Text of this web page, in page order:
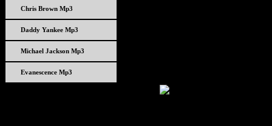
Chris Brown Mp3
Daddy Yankee Mp3
Michael Jackson Mp3
Evanescence Mp3